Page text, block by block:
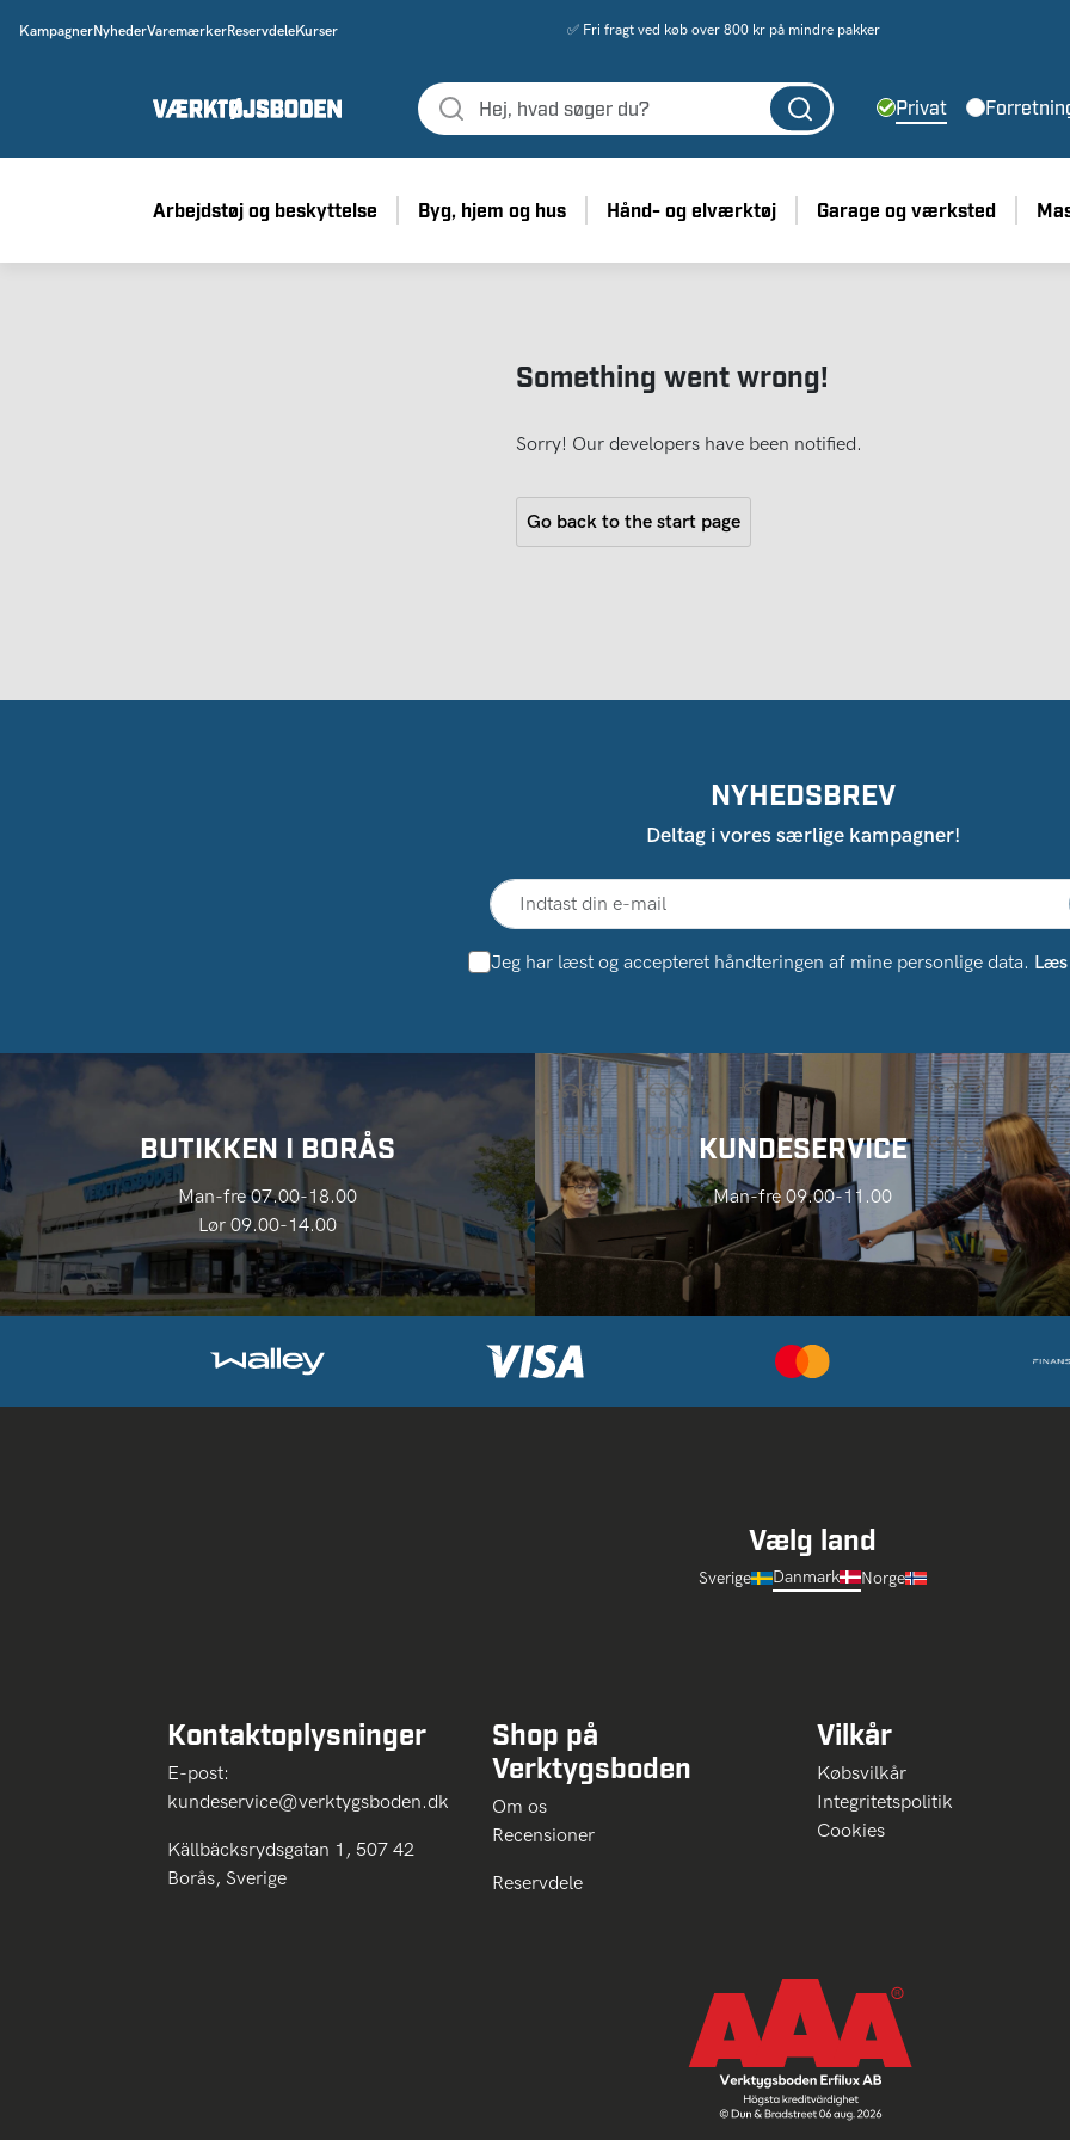
KampagnerNyhederVaremærkerReservdeleKurser ✅ Fri fragt ved køb over 800 kr på mindre pakker
Privat
Arbejdstøj og beskyttelse Byg, hjem og hus Hånd- og elværktøj Garage og værksted
Something went wrong!
Sorry! Our developers have been notified.
Go back to the start page
NYHEDSBREV
Deltag i vores særlige kampagner!
Jeg har læst og accepteret håndteringen af ​​mine personlige data.
BUTIKKEN I BORÅS
Man-fre 07.00-18.00
Lør 09.00-14.00
KUNDESERVICE
Man-fre 09.00-11.00
Vælg land
Sverige Danmark Norge
Kontaktoplysninger
E-post:
kundeservice@verktygsboden.dk
Källbäcksrydsgatan 1, 507 42
Borås, Sverige
Shop på
Verktygsboden
Om os
Recensioner
Reservdele
Vilkår
Købsvilkår
Integritetspolitik
Cookies